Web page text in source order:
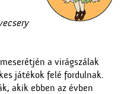
a virágszálak
játékok felé fordulnak.
akik ebben az évben